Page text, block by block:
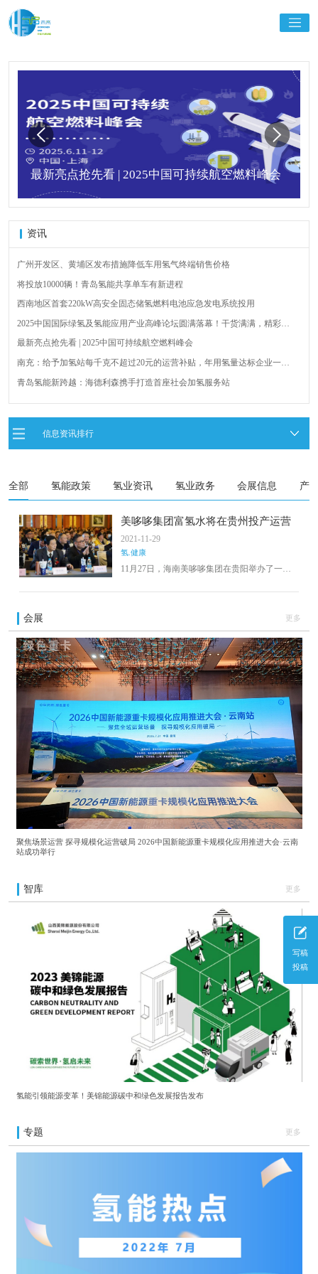
最新亮点抢先看 | 2025中国可持续航空燃料峰会
资讯
广州开发区、黄埔区发布措施降低车用氢气终端销售价格
将投放10000辆！青岛氢能共享单车有新进程
西南地区首套220kW高安全固态储氢燃料电池应急发电系统投用
2025中国国际绿氢及氢能应用产业高峰论坛圆满落幕！干货满满，精彩瞬
间不容错过！
最新亮点抢先看 | 2025中国可持续航空燃料峰会
南充：给予加氢站每千克不超过20元的运营补贴，年用氢量达标企业一次
青岛氢能新跨越：海德利森携手打造首座社会加氢服务站
全球首台套！240吨氢能矿用刚性自卸车联合开发协议签署暨项目阶段开发
荷兰氢能产业联盟到访天德工业装备，与市区相关领导就威海文登区氢能
写稿
投稿
信息资讯排行
全部 氢能政策 氢业资讯 氢业政务 会展信息 产
美哆哆集团富氢水将在贵州投产运营
2021-11-29
氢.健康
11月27日，海南美哆哆集团在贵阳举办了一场
富氢饮用水生产线将于今年12月正式运营。美
议。美哆哆集团董事长张涛表示，集团主要涉
及大健康行业，从衣食住行全方位着手，致力
于为会员提供产、供、销一条龙服务。目前，
我国大健康产业已经成为具有更大市场潜力的
朝阳产业。
会展 更多
聚焦场景运营 探寻规模化运营破局 2026中国新能源重卡规模化应用推进大会·云南
站成功举行
智库 更多
氢能引领能源变革！美锦能源碳中和绿色发展报告发布
专题 更多